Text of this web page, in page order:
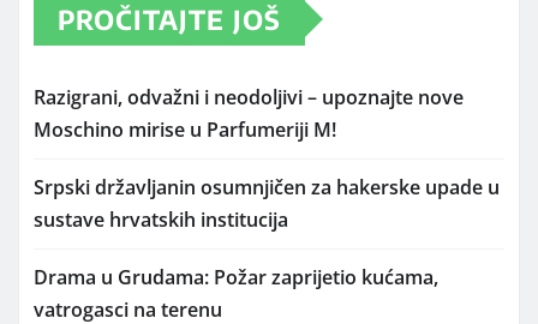
PROČITAJTE JOŠ
Razigrani, odvažni i neodoljivi – upoznajte nove
Moschino mirise u Parfumeriji M!
Srpski državljanin osumnjičen za hakerske upade u
sustave hrvatskih institucija
Drama u Grudama: Požar zaprijetio kućama,
vatrogasci na terenu